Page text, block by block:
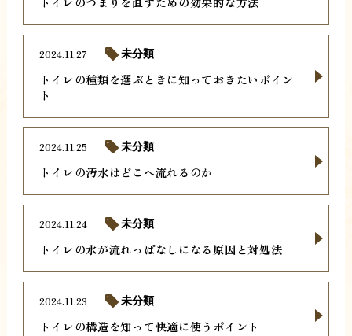
トイレの種類を選ぶときに知っておきたいポイン
ト
2024.11.27 未分類
トイレの汚水はどこへ流れるのか
2024.11.25 未分類
トイレの水が流れっぱなしになる原因と対処法
2024.11.24 未分類
トイレの構造を知って快適に使うポイント
2024.11.23 未分類